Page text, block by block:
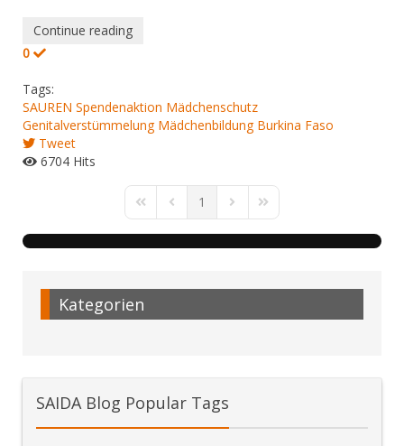
Continue reading
0
Tags:
SAUREN Spendenaktion Mädchenschutz
Genitalverstümmelung Mädchenbildung Burkina Faso
Tweet
6704 Hits
First PagePrevious Page
1 Next PageLast Page
Kategorien
SAIDA Blog Popular Tags